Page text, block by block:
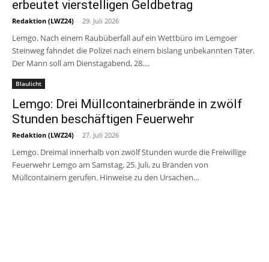
erbeutet vierstelligen Geldbetrag
Redaktion (LWZ24) - 29. Juli 2026
Lemgo. Nach einem Raubüberfall auf ein Wettbüro im Lemgoer
Steinweg fahndet die Polizei nach einem bislang unbekannten Täter.
Der Mann soll am Dienstagabend, 28....
Blaulicht
Lemgo: Drei Müllcontainerbrände in zwölf
Stunden beschäftigen Feuerwehr
Redaktion (LWZ24) - 27. Juli 2026
Lemgo. Dreimal innerhalb von zwölf Stunden wurde die Freiwillige
Feuerwehr Lemgo am Samstag, 25. Juli, zu Bränden von
Müllcontainern gerufen. Hinweise zu den Ursachen...